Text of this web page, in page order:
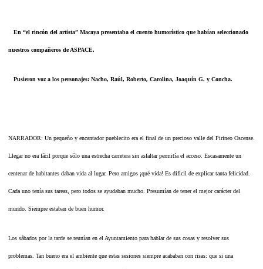
En “el rincón del artista” Macaya presentaba el cuento humorístico que habían seleccionado
nuestros compañeros de ASPACE.
Pusieron voz a los personajes: Nacho, Raúl, Roberto, Carolina, Joaquín G. y Concha.
NARRADOR: Un pequeño y encantador pueblecito era el final de un precioso valle del Pirineo Oscense.
Llegar no era fácil porque sólo una estrecha carretera sin asfaltar permitía el acceso. Escasamente un
centenar de habitantes daban vida al lugar. Pero amigos ¡qué vida! Es difícil de explicar tanta felicidad.
Cada uno tenía sus tareas, pero todos se ayudaban mucho. Presumían de tener el mejor carácter del
mundo. Siempre estaban de buen humor.
Los sábados por la tarde se reunían en el Ayuntamiento para hablar de sus cosas y resolver sus
problemas. Tan bueno era el ambiente que estas sesiones siempre acababan con risas: que si una